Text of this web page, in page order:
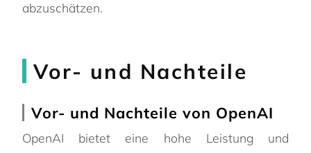
abzuschätzen.
Vor- und Nachteile
Vor- und Nachteile von OpenAI
OpenAI bietet eine hohe Leistung und